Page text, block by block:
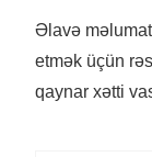
Əlavə
etmək üçün
qaynar xətti